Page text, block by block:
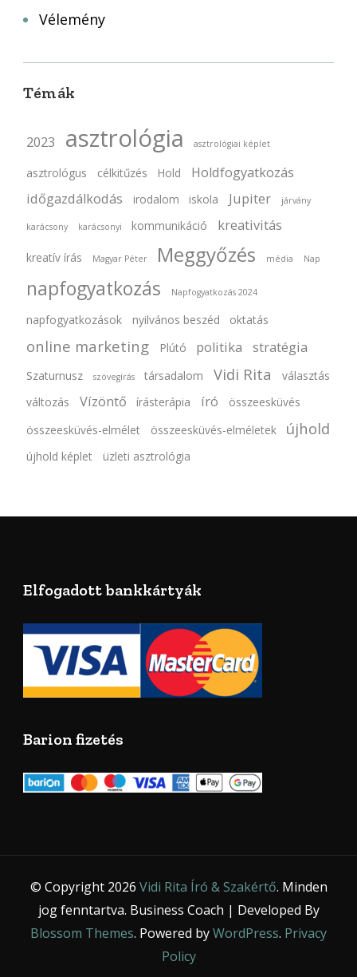
Vélemény
Témák
2023 asztrológia asztrológiai képlet
asztrológus célkitűzés Hold
Holdfogyatkozás
időgazdálkodás
irodalom iskola Jupiter járvány
karácsony karácsonyi kommunikáció kreativitás
kreatív írás Magyar Péter Meggyőzés média Nap
napfogyatkozás Napfogyatkozás 2024
napfogyatkozások nyilvános beszéd oktatás
online marketing Plútó politika stratégia
Szaturnusz szövegírás társadalom Vidi Rita
választás
változás
Vízöntő írásterápia író
összeesküvés
összeesküvés-elmélet
összeesküvés-elméletek újhold
újhold képlet üzleti asztrológia
Elfogadott bankkártyák
Barion fizetés
© Copyright 2026 Vidi Rita Író & Szakértő. Minden
jog fenntartva. Business Coach | Developed By
Blossom Themes. Powered byWordPress. Privacy
Policy